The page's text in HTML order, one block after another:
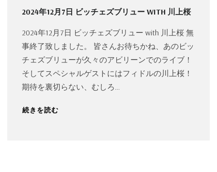
2024年12月7日 ビッチェズブリュー WITH 川上桜
2024年12月7日 ビッチェズブリュー with 川上桜 無
事終了致しました。 皆さんお待ちかね、あのビッ
チェズブリューが久々のアビリーンでのライブ！
そしてスペシャルゲストにはフィドルの川上桜！
期待を裏切らない、むしろ…
続きを読む